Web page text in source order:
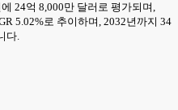
24억 8,000만 달러로 평가되며,
5.02%로 추이하며, 2032년까지 34
다.